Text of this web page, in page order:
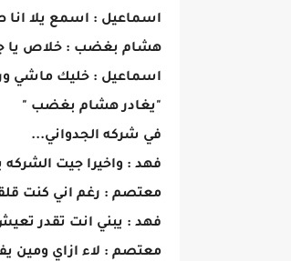
اسماعيل : اسمع يلا
هشام بغضب : خلاص يا
اسماعيل : خليك ماشي
"يغادر هشام بغضب "
في شركه الجدواني...
فهد : واخيرا جيت
معتصم : رغم اني كنت
فهد : يبني انت تقدر
معتصم : لاء ازاي ومين